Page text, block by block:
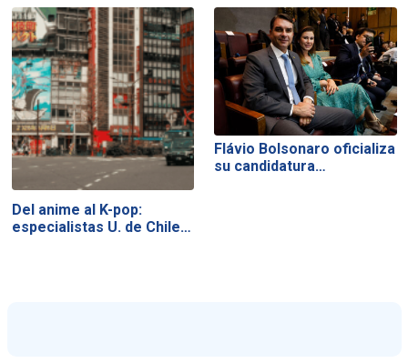
Del anime al K-pop:
especialistas U. de Chile…
Flávio Bolsonaro oficializa
su candidatura…